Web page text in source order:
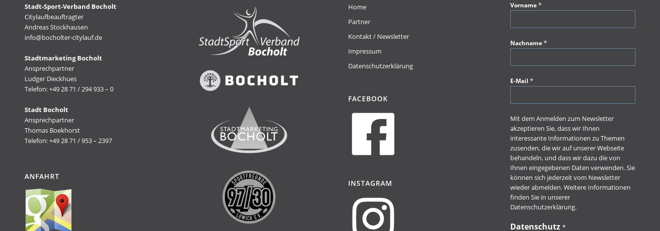
Stadt-Sport-Verband Bocholt
Citylaufbeauftragter
Andreas Stockhausen
info@bocholter-citylauf.de
Stadtmarketing Bocholt
Ansprechpartner
Ludger Dieckhues
Telefon: +49 28 71 / 294 933 – 0
Stadt Bocholt
Ansprechpartner
Thomas Boekhorst
Telefon: +49 28 71 / 953 – 2397
ANFAHRT
Home
Partner
Kontakt / Newsletter
Impressum
Datenschutzerklärung
FACEBOOK
INSTAGRAM
Vorname*
Nachname*
E-Mail *
Mit dem Anmelden zum Newsletter
akzeptieren Sie, dass wir Ihnen
interessante Informationen zu Themen
zusenden, die wir auf unserer Webseite
behandeln, und dass wir dazu die von
Ihnen eingegebenen Daten verwenden. Sie
können sich jederzeit vom Newsletter
wieder abmelden. Weitere Informationen
finden Sie in unserer
Datenschutzerklärung.
Datenschutz *